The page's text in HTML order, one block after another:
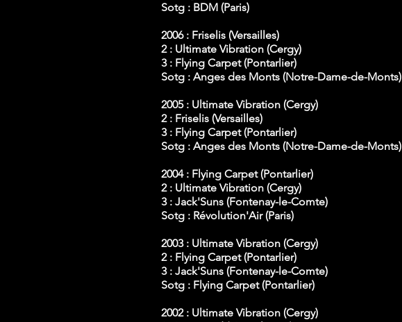
Sotg : BDM (Paris)
2006 : Friselis (Versailles)
2 : Ultimate Vibration (Cergy)
3 : Flying Carpet (Pontarlier)
Sotg : Anges des Monts (Notre-Dame-de-Monts)
2005 : Ultimate Vibration (Cergy)
2 : Friselis (Versailles)
3 : Flying Carpet (Pontarlier)
Sotg : Anges des Monts (Notre-Dame-de-Monts)
2004 : Flying Carpet (Pontarlier)
2 : Ultimate Vibration (Cergy)
3 : Jack'Suns (Fontenay-le-Comte)
Sotg : Révolution'Air (Paris)
2003 : Ultimate Vibration (Cergy)
2 : Flying Carpet (Pontarlier)
3 : Jack'Suns (Fontenay-le-Comte)
Sotg : Flying Carpet (Pontarlier)
2002 : Ultimate Vibration (Cergy)